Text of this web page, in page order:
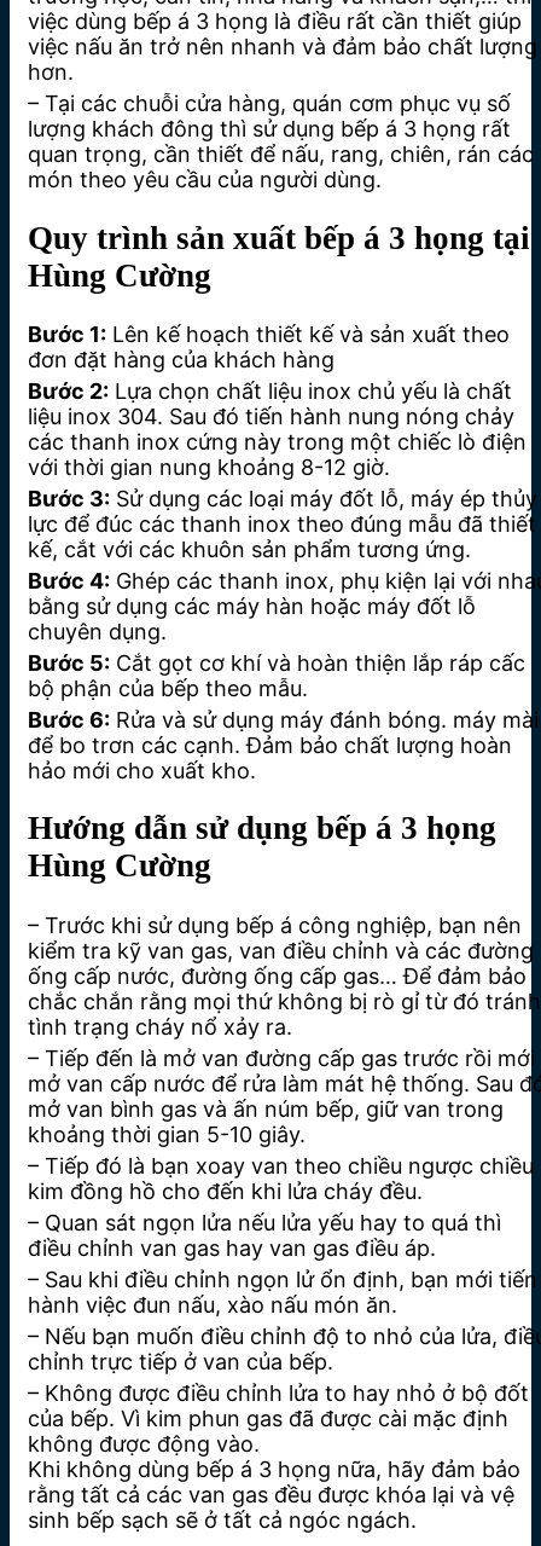
việc dùng bếp á 3 họng là điều rất cần thiết giúp
việc nấu ăn trở nên nhanh và đảm bảo chất lượng
hơn.
– Tại các chuỗi cửa hàng, quán cơm phục vụ số
lượng khách đông thì sử dụng bếp á 3 họng rất
quan trọng, cần thiết để nấu, rang, chiên, rán các
món theo yêu cầu của người dùng.
Quy trình sản xuất bếp á 3 họng tại
Hùng Cường
Bước 1: Lên kế hoạch thiết kế và sản xuất theo
đơn đặt hàng của khách hàng
Bước 2: Lựa chọn chất liệu inox chủ yếu là chất
liệu inox 304. Sau đó tiến hành nung nóng chảy
các thanh inox cứng này trong một chiếc lò điện
với thời gian nung khoảng 8-12 giờ.
Bước 3: Sử dụng các loại máy đốt lỗ, máy ép thủy
lực để đúc các thanh inox theo đúng mẫu đã thiết
kế, cắt với các khuôn sản phẩm tương ứng.
Bước 4: Ghép các thanh inox, phụ kiện lại với
bằng sử dụng các máy hàn hoặc máy đốt lỗ
chuyên dụng.
Bước 5: Cắt gọt cơ khí và hoàn thiện lắp ráp cấc
bộ phận của bếp theo mẫu.
Bước 6: Rửa và sử dụng máy đánh bóng. máy mài
để bo trơn các cạnh. Đảm bảo chất lượng hoàn
hảo mới cho xuất kho.
Hướng dẫn sử dụng bếp á 3 họng
Hùng Cường
– Trước khi sử dụng bếp á công nghiệp, bạn nên
kiểm tra kỹ van gas, van điều chỉnh và các đường
ống cấp nước, đường ống cấp gas… Để đảm bảo
chắc chắn rằng mọi thứ không bị rò gỉ từ đó tránh
tình trạng cháy nổ xảy ra.
– Tiếp đến là mở van đường cấp gas trước rồi mới
mở van cấp nước để rửa làm mát hệ thống. Sau
mở van bình gas và ấn núm bếp, giữ van trong
khoảng thời gian 5-10 giây.
– Tiếp đó là bạn xoay van theo chiều ngược chiều
kim đồng hồ cho đến khi lửa cháy đều.
– Quan sát ngọn lửa nếu lửa yếu hay to quá thì
điều chỉnh van gas hay van gas điều áp.
– Sau khi điều chỉnh ngọn lử ổn định, bạn mới tiến
hành việc đun nấu, xào nấu món ăn.
– Nếu bạn muốn điều chỉnh độ to nhỏ của lửa,
chỉnh trực tiếp ở van của bếp.
– Không được điều chỉnh lửa to hay nhỏ ở bộ đốt
của bếp. Vì kim phun gas đã được cài mặc định
không được động vào.
Khi không dùng bếp á 3 họng nữa, hãy đảm bảo
rằng tất cả các van gas đều được khóa lại và vệ
sinh bếp sạch sẽ ở tất cả ngóc ngách.